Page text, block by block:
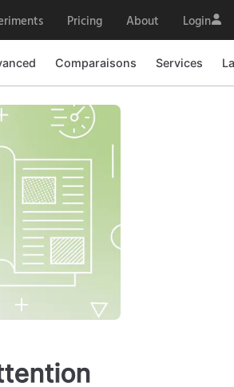
Pricing About Login
Comparaisons Services